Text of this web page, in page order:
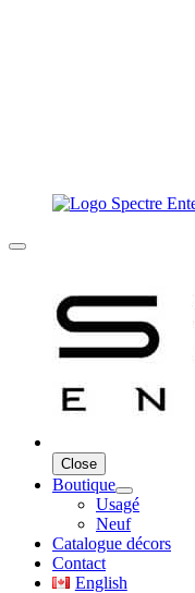
Close
Boutique
Usagé
Neuf
Catalogue décors
Contact
English